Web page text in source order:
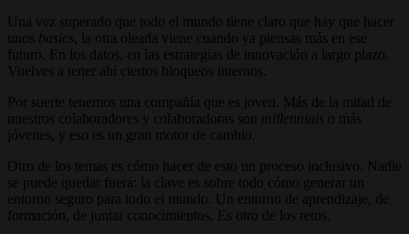
Una vez superado que todo el mundo tiene claro que hay que hacer
unos basics , la otra oleada viene cuando ya piensas más en ese
futuro. En los datos, en las estrategias de innovación a largo plazo.
Vuelves a tener ahí ciertos bloqueos internos.
Por suerte tenemos una compañía que es joven. Más de la mitad de
nuestros colaboradores y colaboradoras son millennials o más
jóvenes, y eso es un gran motor de cambio.
Otro de los temas es cómo hacer de esto un proceso inclusivo. Nadie
se puede quedar fuera: la clave es sobre todo cómo generar un
entorno seguro para todo el mundo. Un entorno de aprendizaje, de
formación, de juntar conocimientos. Es otro de los retos.